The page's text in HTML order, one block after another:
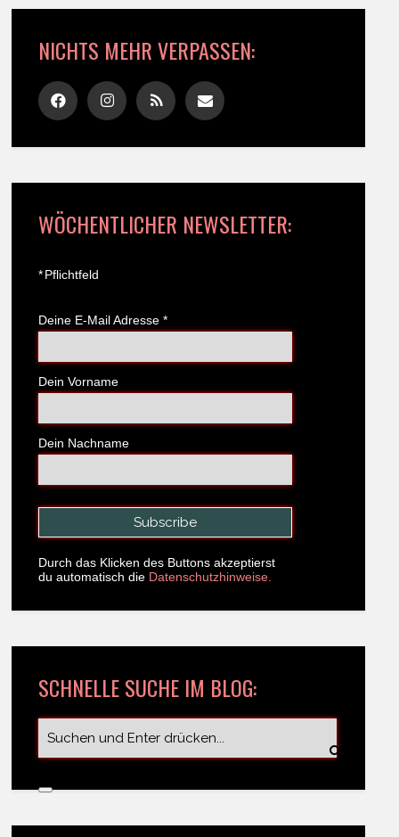
NICHTS MEHR VERPASSEN:
WÖCHENTLICHER NEWSLETTER:
*Pflichtfeld
Deine E-Mail Adresse *
Dein Vorname
Dein Nachname
Durch das Klicken des Buttons akzeptierst
du automatisch die Datenschutzhinweise.
SCHNELLE SUCHE IM BLOG: